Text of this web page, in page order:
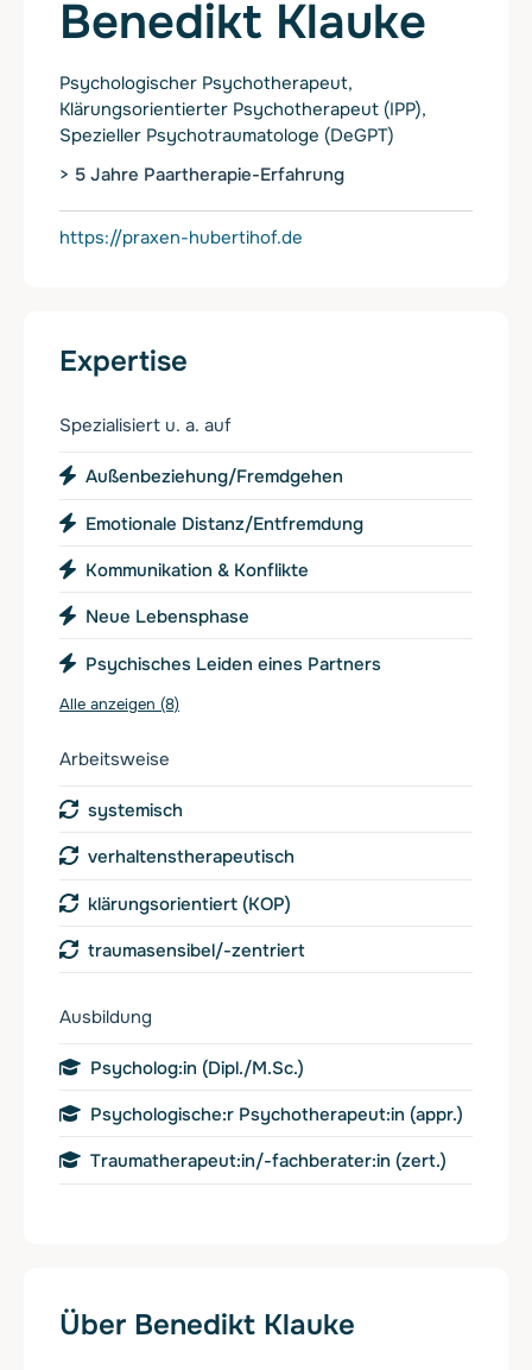
Benedikt Klauke
Psychologischer Psychotherapeut,
Klärungsorientierter Psychotherapeut (IPP),
Spezieller Psychotraumatologe (DeGPT)
> 5 Jahre Paartherapie-Erfahrung
https://praxen-hubertihof.de
Expertise
Spezialisiert u. a. auf
Außenbeziehung/Fremdgehen
Emotionale Distanz/Entfremdung
Kommunikation & Konflikte
Neue Lebensphase
Psychisches Leiden eines Partners
Alle anzeigen (8)
Arbeitsweise
systemisch
verhaltenstherapeutisch
klärungsorientiert (KOP)
traumasensibel/-zentriert
Ausbildung
Psycholog:in (Dipl./M.Sc.)
Psychologische:r Psychotherapeut:in (appr.)
Traumatherapeut:in/-fachberater:in (zert.)
Über Benedikt Klauke